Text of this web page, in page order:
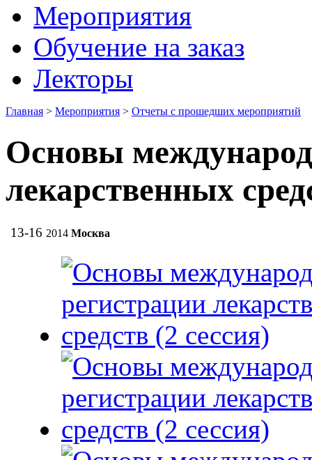
Мероприятия
Обучение на заказ
Лекторы
Главная > Мероприятия > Отчеты с прошедших мероприятий
Основы
лекарственных
13-16 2014 Москва